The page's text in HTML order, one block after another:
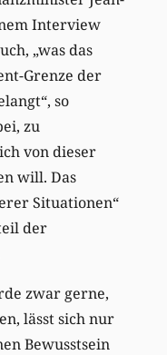
Interview
„was das
Grenze der
so
zu
von dieser
will. Das
Situationen“
der
zwar gerne,
lässt sich nur
Bewusstsein